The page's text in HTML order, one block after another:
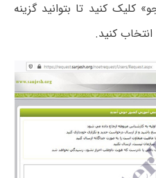
کنید تا بتوانید گزینه
کنید.